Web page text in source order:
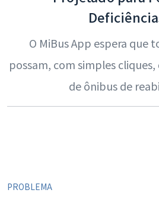
O MiBus App espera que
possam, com simples
de ônibus de
PROBLEMA